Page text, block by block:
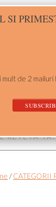
RETETA TA!
/ CATEGORII
SI
mult de 2 mailuri